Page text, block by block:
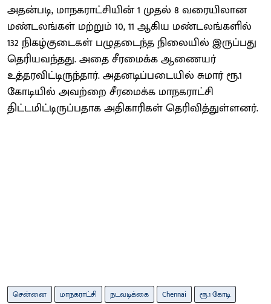
அதன்படி, மாநகராட்சியின் 1 முதல் 8 வரையிலான
மண்டலங்கள் மற்றும் 10, 11 ஆகிய மண்டலங்களில்
132 நிகழ்குடைகள் பழுதடைந்த நிலையில் இருப்பது
தெரியவந்தது. அதை சீரமைக்க ஆணையர்
உத்தரவிட்டிருந்தார். அதனடிப்படையில் சுமார் ரூ.1
கோடியில் அவற்றை சீரமைக்க மாநகராட்சி
திட்டமிட்டிருப்பதாக அதிகாரிகள் தெரிவித்துள்ளனர்.
சென்னை மாநகராட்சி நடவடிக்கை Chennai
ரூ.1 கோடி